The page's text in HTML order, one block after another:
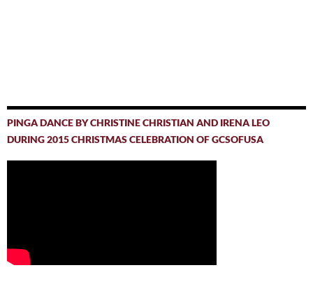
PINGA DANCE BY CHRISTINE CHRISTIAN AND IRENA LEO
DURING 2015 CHRISTMAS CELEBRATION OF GCSOFUSA